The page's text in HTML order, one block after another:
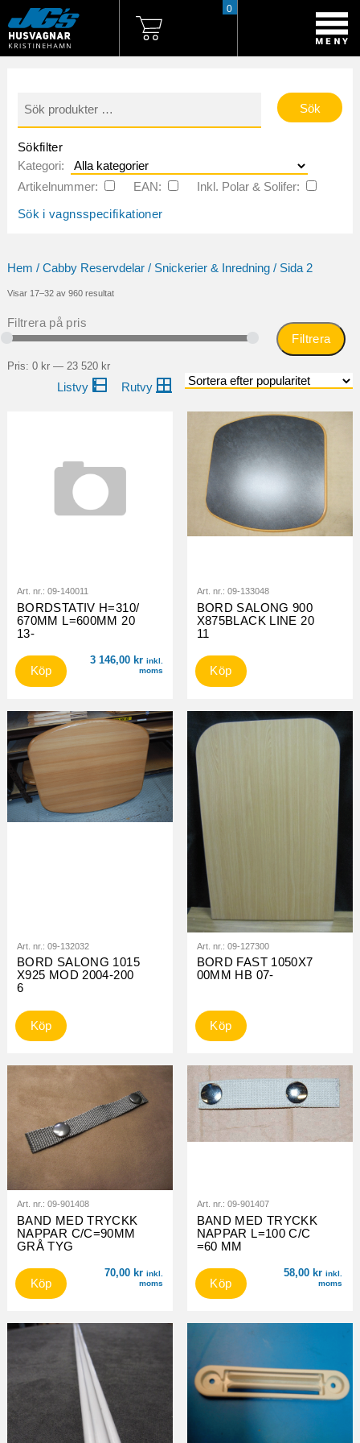
0
efter:
Sökfilter
Kategori:
Artikelnummer:
EAN:
Inkl. Polar & Solifer:
Sök i vagnsspecifikationer
Hem / Cabby Reservdelar/ Snickerier & Inredning/ Sida 2
Visar 17–32 av 960 resultatSortera
Filtrera på pris
Filtrera
Pris: 0 kr— 23 520 kr
Art. nr.: 09-140011
BORDSTATIV H=310/
670MM L=600MM 20
13-
3 146,00 kr inkl.
moms
Köp
Art. nr.: 09-133048
BORD SALONG 900
X875BLACK LINE 20
11
Köp
Art. nr.: 09-132032
BORD SALONG 1015
X925 MOD 2004-200
6
Köp
Art. nr.: 09-127300
BORD FAST 1050X7
00MM HB 07-
Köp
Art. nr.: 09-901408
BAND MED TRYCKK
NAPPAR C/C=90MM
GRÅ TYG
70,00 kr inkl.
moms
Köp
Art. nr.: 09-901407
BAND MED TRYCKK
NAPPAR L=100 C/C
=60 MM
58,00 kr inkl.
moms
Köp